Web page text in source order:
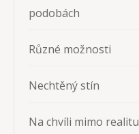
podobách
Různé možnosti
Nechtěný stín
Na chvíli mimo realitu